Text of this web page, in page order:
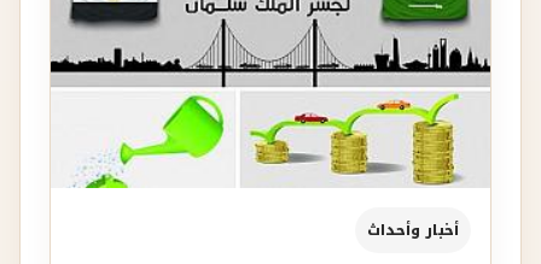
أخبار وأحداث